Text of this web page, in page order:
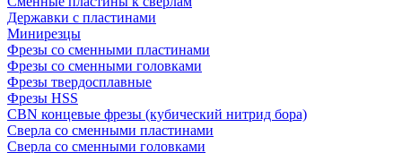
Державки с пластинами
Минирезцы
Фрезы со сменными пластинами
Фрезы со сменными головками
Фрезы твердосплавные
Фрезы HSS
CBN концевые фрезы (кубический нитрид бора)
Сверла со сменными пластинами
Сверла со сменными головками